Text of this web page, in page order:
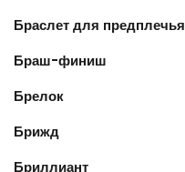
Браслет для предплечья
Браш-финиш
Брелок
Брижд
Бриллиант